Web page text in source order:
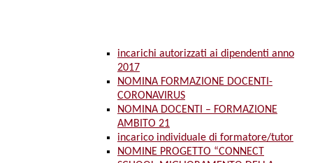
incarichi autorizzati ai dipendenti anno
2017
NOMINA FORMAZIONE DOCENTI-
CORONAVIRUS
NOMINA DOCENTI – FORMAZIONE
AMBITO 21
incarico individuale di formatore/tutor
NOMINE PROGETTO “CONNECT